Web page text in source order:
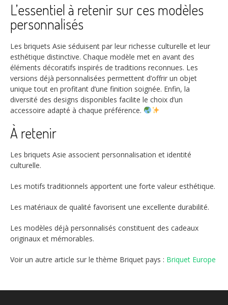
L’essentiel à retenir sur ces modèles
personnalisés
Les briquets Asie séduisent par leur richesse culturelle et leur
esthétique distinctive. Chaque modèle met en avant des
éléments décoratifs inspirés de traditions reconnues. Les
versions déjà personnalisées permettent d’offrir un objet
unique tout en profitant d’une finition soignée. Enfin, la
diversité des designs disponibles facilite le choix d’un
accessoire adapté à chaque préférence.
À retenir
Les briquets Asie associent personnalisation et identité
culturelle.
Les motifs traditionnels apportent une forte valeur esthétique.
Les matériaux de qualité favorisent une excellente durabilité.
Les modèles déjà personnalisés constituent des cadeaux
originaux et mémorables.
Voir un autre article sur le thème Briquet pays : Briquet Europe